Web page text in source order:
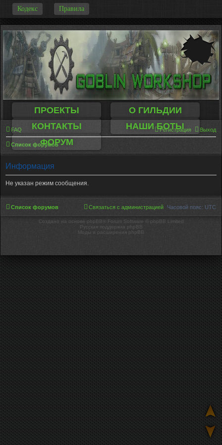
Кодекс Правила
ПРОЕКТЫ
О ГИЛЬДИИ
КОНТАКТЫ
НАШИ БОТЫ
ФОРУМ
FAQ Выход
Регистрация
Список форумов
Информация
Не указан режим сообщения.
Список форумов Часовой пояс: UTC
Связаться с администрацией
Создано на основе phpBB® Forum Software © phpBB Limited
Русская поддержка phpBB
Моды и расширения phpBB